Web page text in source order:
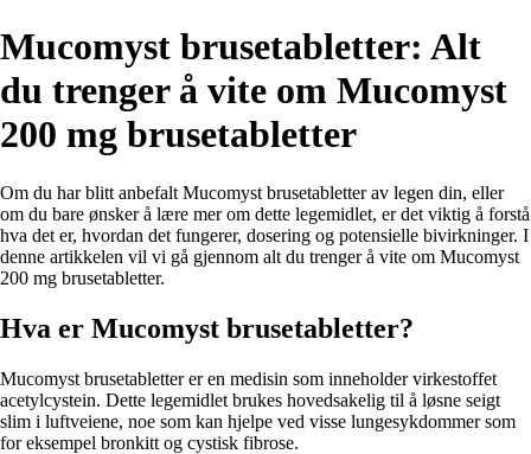
Mucomyst brusetabletter: Alt
du trenger å vite om Mucomyst
200 mg brusetabletter
Om du har blitt anbefalt Mucomyst brusetabletter av legen din, eller
om du bare ønsker å lære mer om dette legemidlet, er det viktig å forstå
hva det er, hvordan det fungerer, dosering og potensielle bivirkninger. I
denne artikkelen vil vi gå gjennom alt du trenger å vite om Mucomyst
200 mg brusetabletter.
Hva er Mucomyst brusetabletter?
Mucomyst brusetabletter er en medisin som inneholder virkestoffet
acetylcystein. Dette legemidlet brukes hovedsakelig til å løsne seigt
slim i luftveiene, noe som kan hjelpe ved visse lungesykdommer som
for eksempel bronkitt og cystisk fibrose.